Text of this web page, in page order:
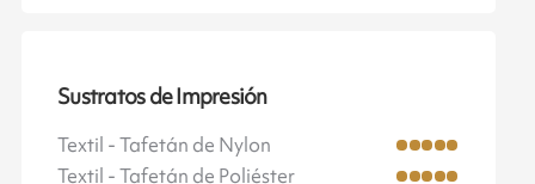
Sustratos de Impresión
Textil - Tafetán de Nylon
Textil - Tafetán de Poliéster